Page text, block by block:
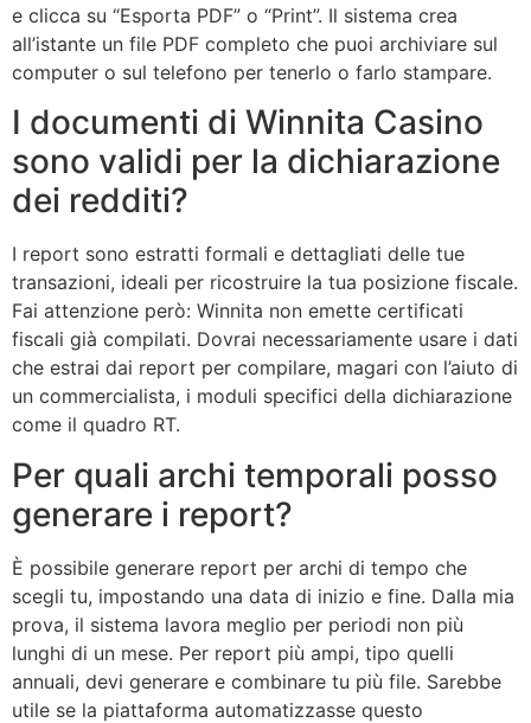
e clicca su “Esporta PDF” o “Print”. Il sistema crea
all’istante un file PDF completo che puoi archiviare sul
computer o sul telefono per tenerlo o farlo stampare.
I documenti di Winnita Casino
sono validi per la dichiarazione
dei redditi?
I report sono estratti formali e dettagliati delle tue
transazioni, ideali per ricostruire la tua posizione fiscale.
Fai attenzione però: Winnita non emette certificati
fiscali già compilati. Dovrai necessariamente usare i dati
che estrai dai report per compilare, magari con l’aiuto di
un commercialista, i moduli specifici della dichiarazione
come il quadro RT.
Per quali archi temporali posso
generare i report?
È possibile generare report per archi di tempo che
scegli tu, impostando una data di inizio e fine. Dalla mia
prova, il sistema lavora meglio per periodi non più
lunghi di un mese. Per report più ampi, tipo quelli
annuali, devi generare e combinare tu più file. Sarebbe
utile se la piattaforma automatizzasse questo